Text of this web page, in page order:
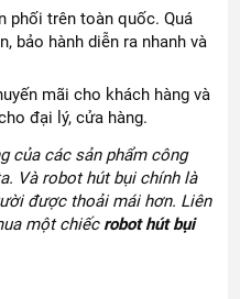
phối trên toàn quốc. Quá
bảo hành diễn ra nhanh và
mãi cho khách hàng và
đại lý, cửa hàng.
của các sản phẩm công
Và robot hút bụi chính là
được thoải mái hơn. Liên
một chiếcrobot hút bụi